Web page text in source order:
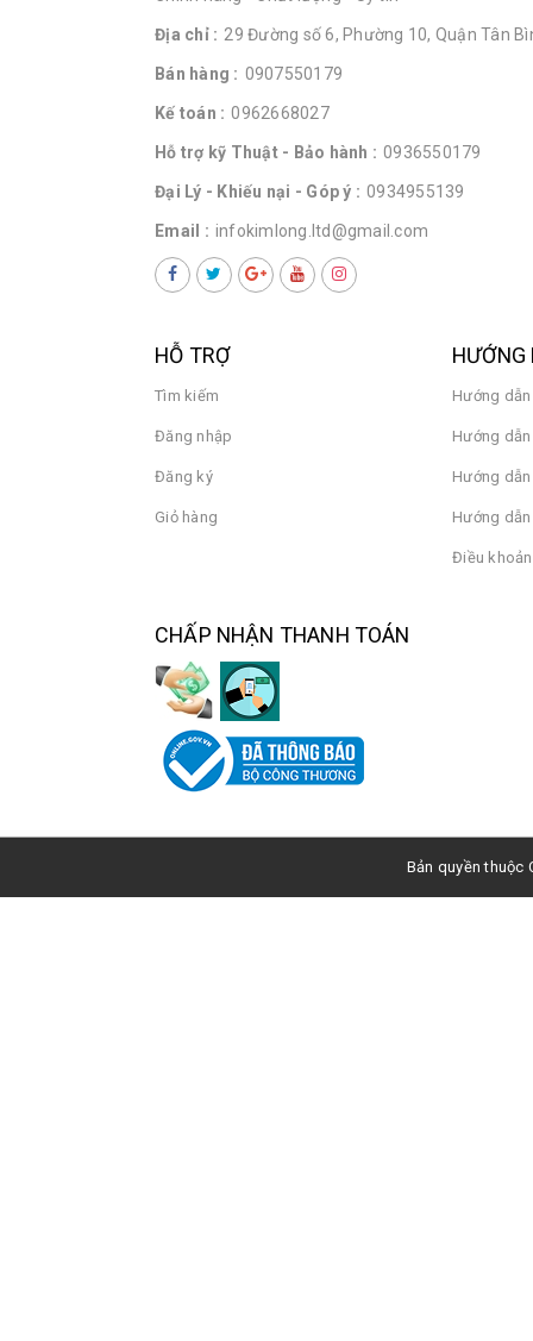
Địa chỉ : 29 Đường số 6, Phường 10, Quận Tân
Bán hàng : 0907550179
Kế toán : 0962668027
Hỗ trợ kỹ Thuật - Bảo hành : 0936550179
Đại Lý - Khiếu nại - Góp ý : 0934955139
Email : infokimlong.ltd@gmail.com
HỖ TRỢ
Tìm kiếm
Đăng nhập
Đăng ký
Giỏ hàng
HƯỚNG
Hướng
Hướng
Hướng
Hướng
Điều
CHẤP NHẬN THANH TOÁN
Bản quyền thuộc